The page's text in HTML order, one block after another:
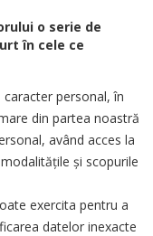
o serie de
în cele ce
personal, în
din partea noastră
având acces la
și scopurile
exercita pentru a
datelor inexacte